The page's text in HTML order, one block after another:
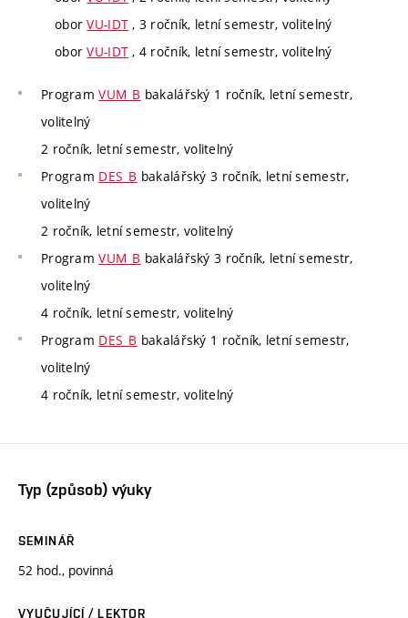
oborVU-IDT , 3 ročník, letní semestr, volitelný
oborVU-IDT , 4 ročník, letní semestr, volitelný
ProgramVUM_B bakalářský 1 ročník, letní semestr,
volitelný
2 ročník, letní semestr, volitelný
Program DES_B bakalářský 3 ročník, letní semestr,
volitelný
2 ročník, letní semestr, volitelný
ProgramVUM_B bakalářský 3 ročník, letní semestr,
volitelný
4 ročník, letní semestr, volitelný
Program DES_B bakalářský 1 ročník, letní semestr,
volitelný
4 ročník, letní semestr, volitelný
Typ (způsob) výuky
SEMINÁŘ
52 hod., povinná
VYUČUJÍCÍ / LEKTOR